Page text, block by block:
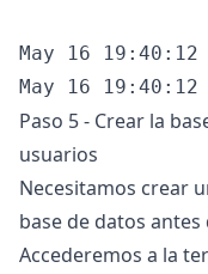
May 16
Paso 5 - Crear la
usuarios
Necesitamos crear
base de datos
Accederemos a la